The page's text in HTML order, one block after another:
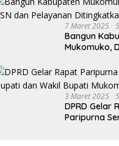
7 Maret 2025
Bangun
Mukomuko,
Ditingkatkan!
3 Maret 2025
DPRD Gelar
Paripurna